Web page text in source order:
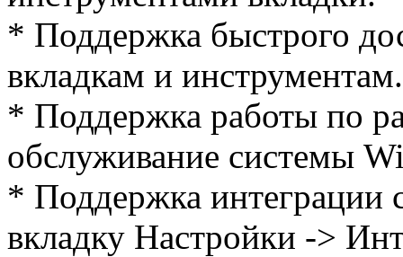
* Поддержка быстрого
вкладкам и инструментам.
* Поддержка работы по
обслуживание системы
* Поддержка интеграции
вкладку Настройки ->